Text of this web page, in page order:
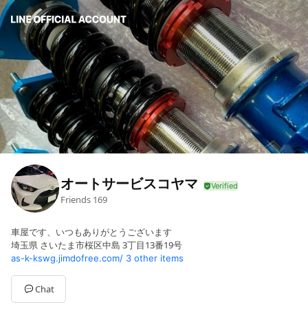
オートサービスコヤマ
Friends 169
車屋です、いつもありがとうございます
埼玉県 さいたま市桜区中島 3丁目13番19号
as-k-kswg.jimdofree.com/ 3 other items
Chat